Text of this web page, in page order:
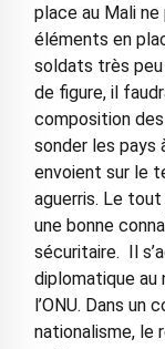
place au Mali
éléments en
soldats très peu
de figure, il
composition
sonder les pays
envoient sur le
aguerris. Le
une bonne
sécuritaire. Il
diplomatique au
l’ONU. Dans un
nationalisme, le